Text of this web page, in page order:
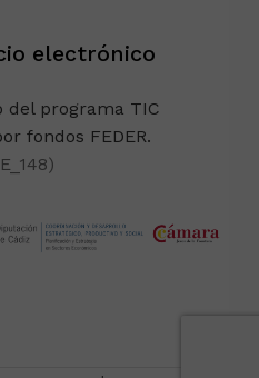
electrónico
del programa TIC
fondos FEDER.